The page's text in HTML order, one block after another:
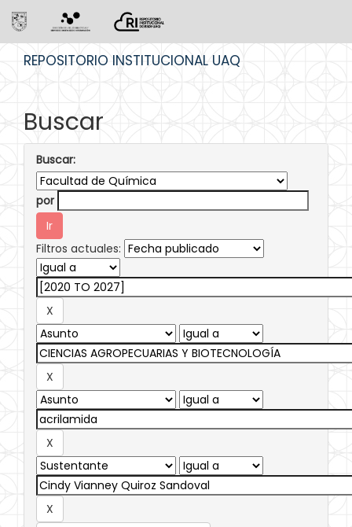
REPOSITORIO INSTITUCIONAL UAQ
Buscar
Buscar:
por
Filtros actuales: